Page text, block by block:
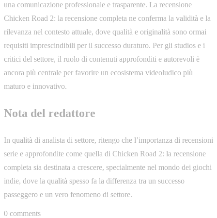
una comunicazione professionale e trasparente. La recensione
Chicken Road 2: la recensione completa ne conferma la validità e la
rilevanza nel contesto attuale, dove qualità e originalità sono ormai
requisiti imprescindibili per il successo duraturo. Per gli studios e i
critici del settore, il ruolo di contenuti approfonditi e autorevoli è
ancora più centrale per favorire un ecosistema videoludico più
maturo e innovativo.
Nota del redattore
In qualità di analista di settore, ritengo che l’importanza di recensioni
serie e approfondite come quella di Chicken Road 2: la recensione
completa sia destinata a crescere, specialmente nel mondo dei giochi
indie, dove la qualità spesso fa la differenza tra un successo
passeggero e un vero fenomeno di settore.
0 comments